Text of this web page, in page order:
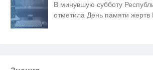
В минувшую субботу
отметила День памяти жертв